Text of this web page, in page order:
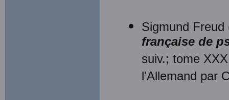
Sigmund Freud
française de
suiv.; tome
l'Allemand par